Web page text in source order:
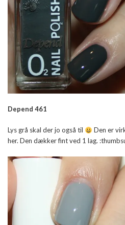
Depend 461
Lys grå skal der jo også til
Den er
her. Den dækker fint ved 1 lag.